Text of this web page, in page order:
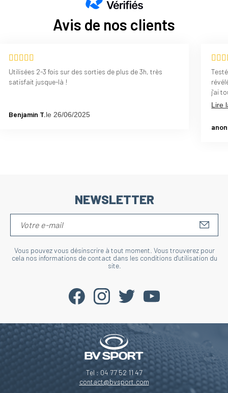
Avis de nos clients
Utilisées 2-3 fois sur des sorties de plus de 3h, très
satisfait jusque-là !
Benjamin T.le 26/06/2025
j'ai
les
Lire
NEWSLETTER
Vous pouvez vous désinscrire à tout moment. Vous trouverez pour
cela nos informations de contact dans les conditions d'utilisation du
site.
Tel : 04 77 52 11 47
contact@bvsport.com